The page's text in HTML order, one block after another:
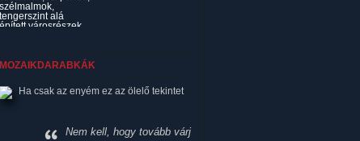
MOZAIKDARABKÁK
Ha csak az enyém ez az ölelő tekintet
Nem kell, hogy tovább várj